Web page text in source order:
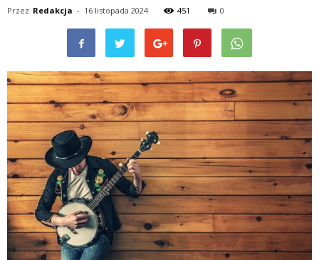
Przez Redakcja - 16 listopada 2024 451 0